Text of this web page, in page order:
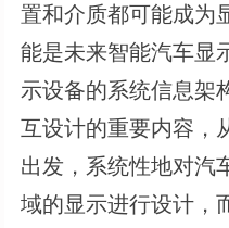
置和介质都可能成为
能是未来智能汽车显
示设备的系统信息架
互设计的重要内容，
出发，系统性地对汽
域的显示进行设计，